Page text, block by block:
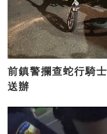
前鎮警攔查蛇行騎士 查獲海洛因並依毒駕
送辦